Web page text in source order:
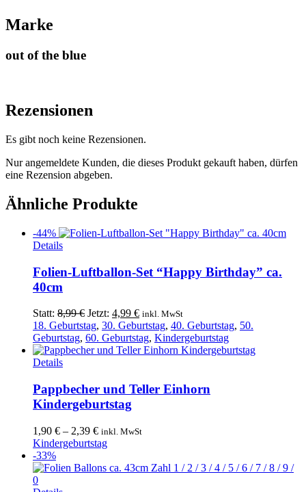
Marke
out of the blue
Rezensionen
Es gibt noch keine Rezensionen.
Nur angemeldete Kunden, die dieses Produkt gekauft haben, dürfen
eine Rezension abgeben.
Ähnliche Produkte
-44%
Details
Folien-Luftballon-Set “Happy Birthday” ca.
40cm
Statt: 8,99€ Ursprünglicher
Preis
war:
8,99 €
Jetzt: 4,99 €Aktueller
Preis
ist:
4,99 €.
inkl. MwSt
18. Geburtstag, 30. Geburtstag, 40. Geburtstag, 50.
Geburtstag, 60. Geburtstag, Kindergeburtstag
DetailsDieses
weist
mehrere
Varianten
Die
Optionen
auf
Pappbecher und Teller Einhorn
Kindergeburtstag
1,90 € – 2,39 € inkl. MwSt
Kindergeburtstag
-33%